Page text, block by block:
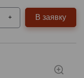
+ В заявку